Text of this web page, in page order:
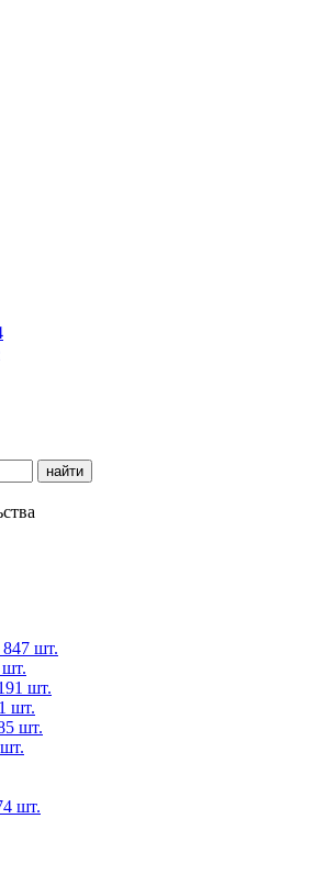
847 шт.
шт.
шт.
шт.
шт.
шт.